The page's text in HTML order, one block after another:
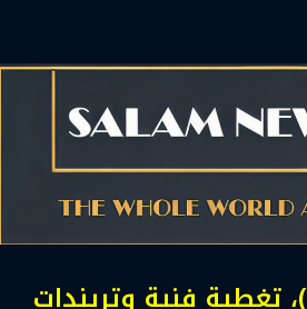
)، تغطية فنية وتريندات